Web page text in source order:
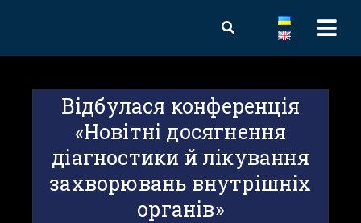
Відбулася конференція
«Новітні досягнення
діагностики й лікування
захворювань внутрішніх
органів»